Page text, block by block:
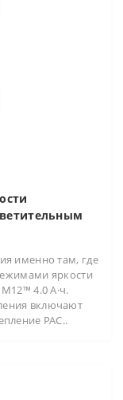
именно там, где
яркости
4.0 А·ч.
включают
PAC..